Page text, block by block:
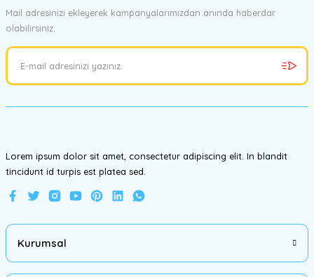
Ürün resmi kalitesiz, bozuk veya görüntülenemiyor.
Ürün bilgilerinde hatalar bulunuyor.
Mail adresinizi ekleyerek kampanyalarımızdan anında haberdar
olabilirsiniz.
Lorem ipsum dolor sit amet, consectetur adipiscing elit. In blandit
tincidunt id turpis est platea sed.
Kurumsal